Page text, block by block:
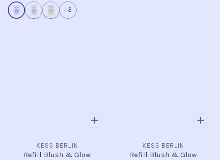
+3
KESS BERLIN
Refill Blush & Glow
KESS BERLIN
Refill Blush & Glow